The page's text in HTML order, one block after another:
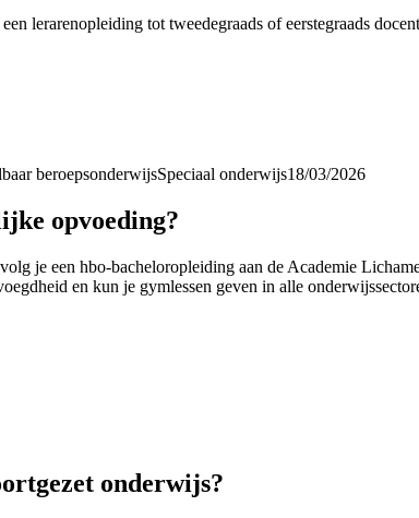
lerarenopleiding tot tweedegraads of eerstegraads
beroepsonderwijsSpeciaal onderwijs18/03/2026
opvoeding?
je een hbo-bacheloropleiding aan de Academie
en kun je gymlessen geven in alle
onderwijs?